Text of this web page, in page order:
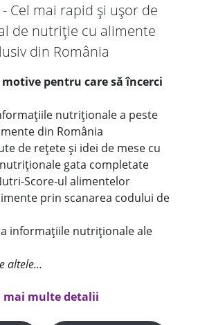
- Cel mai rapid și ușor de
de nutriție cu alimente
din România
pentru care să încerci
nutriționale a peste
din România
de rețete și idei de mese cu
gata completate
Score-ul alimentelor
prin scanarea codului de
informațiile nutriționale ale
altele...
mai multe detalii